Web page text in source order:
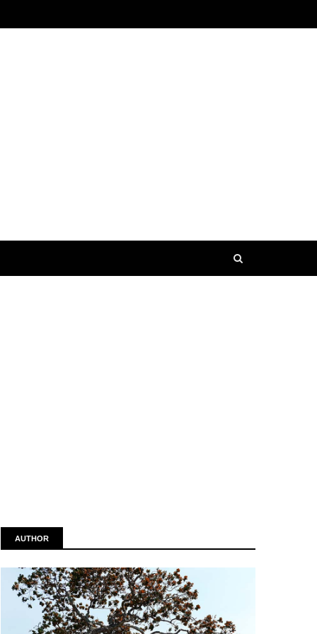
AUTHOR